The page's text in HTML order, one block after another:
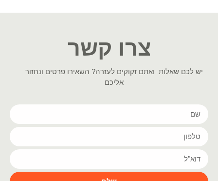
צרו קשר
יש לכם שאלות ואתם זקוקים לעזרה? השאירו פרטים ונחזור
אליכם